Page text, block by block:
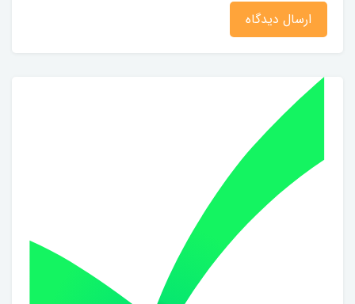
ارسال دیدگاه